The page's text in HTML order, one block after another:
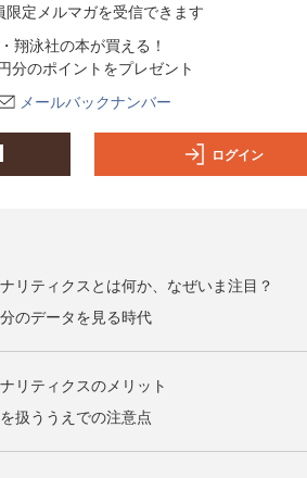
限定メルマガを受信できます
・翔泳社の本が買える！
分のポイントをプレゼント
メールバックナンバー
ログイン
リティクスとは何か、なぜいま注目？
のデータを見る時代
リティクスのメリット
扱ううえでの注意点